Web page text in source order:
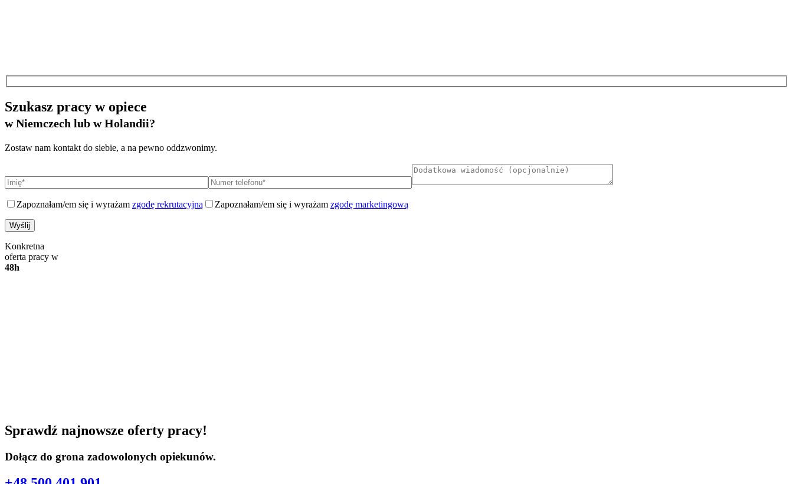
Szukasz pracy w opiece
w Niemczech lub w Holandii?
Zostaw nam kontakt do siebie, a na pewno oddzwonimy.
Zapoznałam/em się i wyrażam zgodę rekrutacyjną Zapoznałam/em się i wyrażam zgodę marketingową
Konkretna
oferta pracy w
48h
Sprawdź najnowsze oferty pracy!
Dołącz do grona zadowolonych opiekunów.